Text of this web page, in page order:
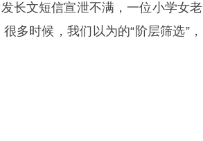
长文短信宣泄不满，一位小学女老
多时候，我们以为的“阶层筛选”，